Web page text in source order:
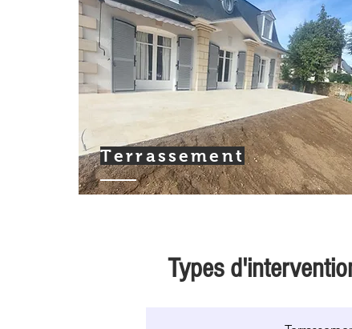
Terrassement
Types